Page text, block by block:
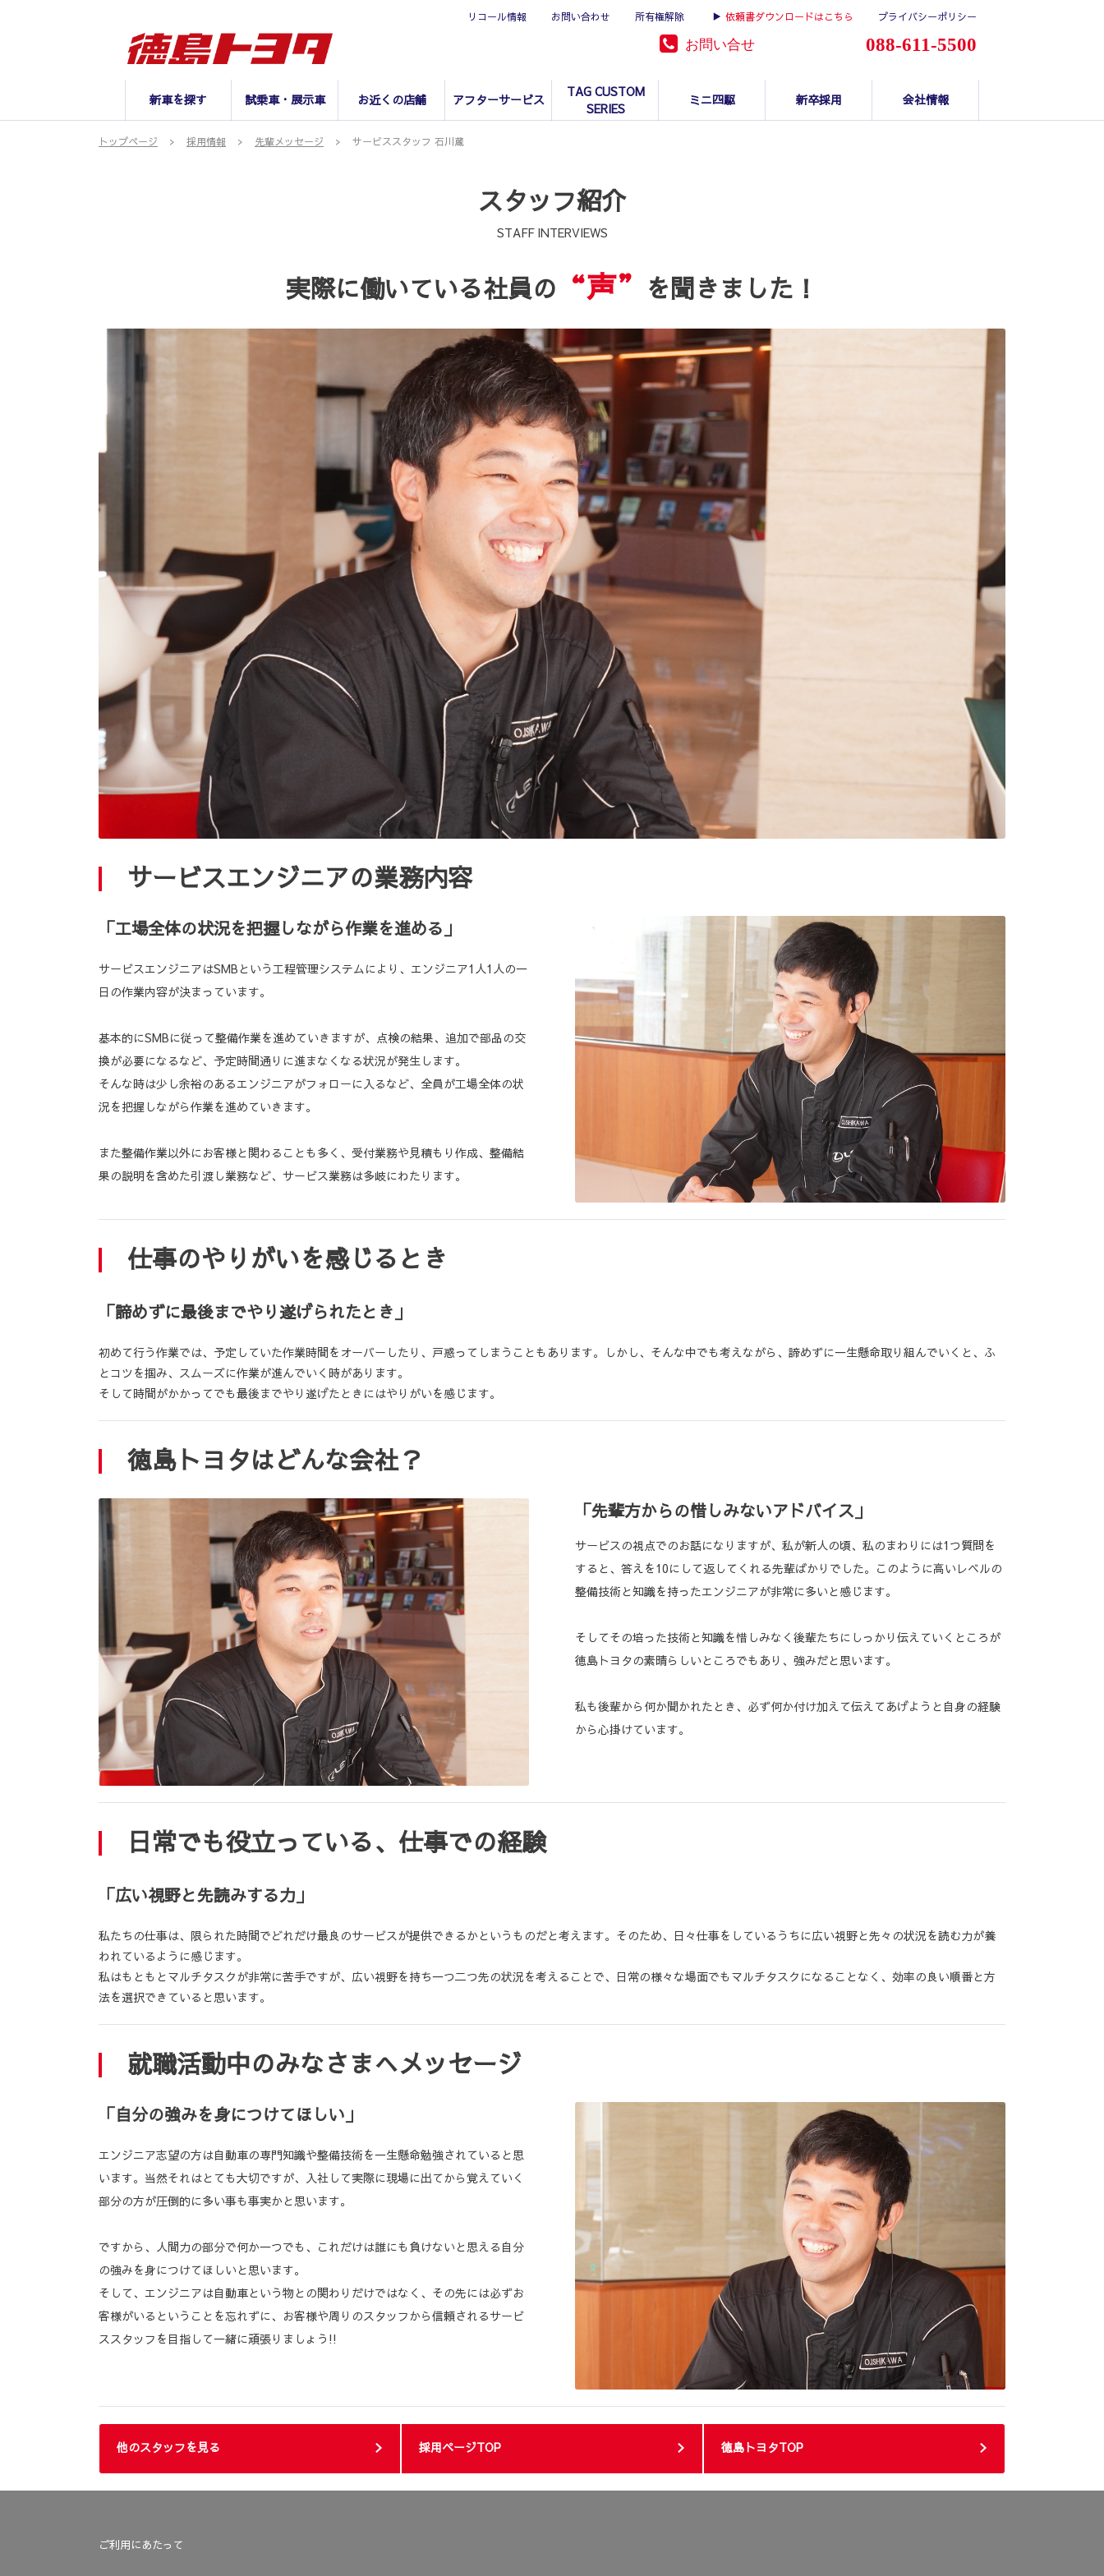
お問い合せ 088-611-5500
新車を探す 試乗車・展示車 お近くの店舗 アフターサービス
TAG CUSTOM
SERIES
ミニ四駆 新卒採用 会社情報
リコール情報 お問い合わせ 所有権解除 ▶ 依頼書ダウンロードはこちら プライバシーポリシー
トップページ 採用情報 先輩メッセージ サービススタッフ 石川蔵
スタッフ紹介
STAFF INTERVIEWS
実際に働いている社員の “声” を聞きました！
サービスエンジニアの業務内容
「工場全体の状況を把握しながら作業を進める」
サービスエンジニアはSMBという工程管理システムにより、エンジニア1人1人の一
日の作業内容が決まっています。
基本的にSMBに従って整備作業を進めていきますが、点検の結果、追加で部品の交
換が必要になるなど、予定時間通りに進まなくなる状況が発生します。
そんな時は少し余裕のあるエンジニアがフォローに入るなど、全員が工場全体の状
況を把握しながら作業を進めていきます。
また整備作業以外にお客様と関わることも多く、受付業務や見積もり作成、整備結
果の説明を含めた引渡し業務など、サービス業務は多岐にわたります。
仕事のやりがいを感じるとき
「諦めずに最後までやり遂げられたとき」
初めて行う作業では、予定していた作業時間をオーバーしたり、戸惑ってしまうこともあります。しかし、そんな中でも考えながら、諦めずに一生懸命取り組んでいくと、ふ
とコツを掴み、スムーズに作業が進んでいく時があります。
そして時間がかかってでも最後までやり遂げたときにはやりがいを感じます。
徳島トヨタはどんな会社？
「先輩方からの惜しみないアドバイス」
サービスの視点でのお話になりますが、私が新人の頃、私のまわりには1つ質問を
すると、答えを10にして返してくれる先輩ばかりでした。このように高いレベルの
整備技術と知識を持ったエンジニアが非常に多いと感じます。
そしてその培った技術と知識を惜しみなく後輩たちにしっかり伝えていくところが
徳島トヨタの素晴らしいところでもあり、強みだと思います。
私も後輩から何か聞かれたとき、必ず何か付け加えて伝えてあげようと自身の経験
から心掛けています。
日常でも役立っている、仕事での経験
「広い視野と先読みする力」
私たちの仕事は、限られた時間でどれだけ最良のサービスが提供できるかというものだと考えます。そのため、日々仕事をしているうちに広い視野と先々の状況を読む力が養
われているように感じます。
私はもともとマルチタスクが非常に苦手ですが、広い視野を持ち一つ二つ先の状況を考えることで、日常の様々な場面でもマルチタスクになることなく、効率の良い順番と方
法を選択できていると思います。
就職活動中のみなさまへメッセージ
「自分の強みを身につけてほしい」
エンジニア志望の方は自動車の専門知識や整備技術を一生懸命勉強されていると思
います。当然それはとても大切ですが、入社して実際に現場に出てから覚えていく
部分の方が圧倒的に多い事も事実かと思います。
ですから、人間力の部分で何か一つでも、これだけは誰にも負けないと思える自分
の強みを身につけてほしいと思います。
そして、エンジニアは自動車という物との関わりだけではなく、その先には必ずお
客様がいるということを忘れずに、お客様や周りのスタッフから信頼されるサービ
ススタッフを目指して一緒に頑張りましょう!!
他のスタッフを見る 採用ページTOP 徳島トヨタTOP
ご利用にあたって